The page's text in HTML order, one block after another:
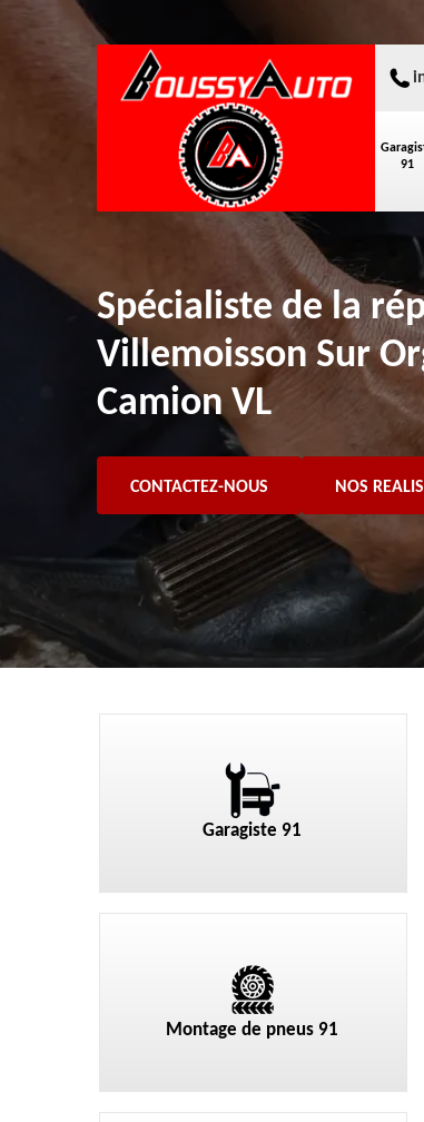
91
Spécialiste de la
Villemoisson Sur
Camion VL
CONTACTEZ-NOUS NOS
Garagiste 91
Montage de pneus 91